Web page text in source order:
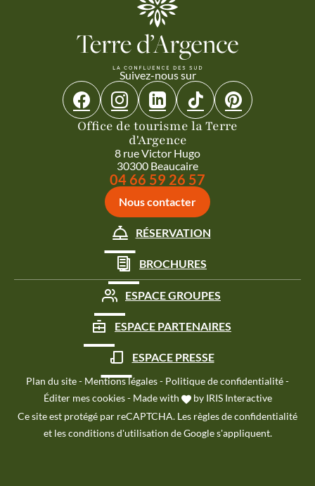
Suivez-nous sur
Suivez-nous sur Facebook
Suivez-nous sur Instagram
Suivez-nous sur Linkedin
Suivez-nous sur Tiktok
Suivez-nous sur
Office de tourisme la Terre
d'Argence
8 rue Victor Hugo
30300 Beaucaire
Appeler le
04 66 59 26 57
Nous contacter
RÉSERVATION
BROCHURES
ESPACE GROUPES
ESPACE PARTENAIRES
ESPACE PRESSE
Plan du site- Mentions légales- Politique de confidentialité-
Éditer mes cookies - Made with by IRIS Interactive
Ce site est protégé par reCAPTCHA. Les règles de confidentialité
et lesconditions d'utilisation de Google s'appliquent.